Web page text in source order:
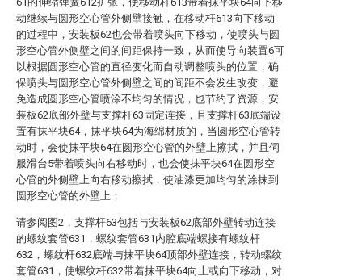
动继续与圆形空心管外侧壁接触，在移动杆613向下移动
的过程中，安装板62也会带着喷头向下移动，使喷头与圆
形空心管外侧壁之间的间距保持一致，从而使导向装置6可
以根据圆形空心管的直径变化而自动调整喷头的位置，确
保喷头与圆形空心管外侧壁之间的间距不会发生改变，避
免造成圆形空心管喷涂不均匀的情况，也节约了资源，安
装板62底部外壁与支撑杆63固定连接，且支撑杆63底端设
置有抹平块64，抹平块64为海绵材质的，当圆形空心管转
动时，会使抹平块64在圆形空心管的外壁上擦拭，并且伺
服滑台5带着喷头向右移动时，也会使抹平块64在圆形空
心管的外侧壁上向右移动擦拭，使油漆更加均匀的涂抹到
圆形空心管的外壁上；
请参阅图2，支撑杆63包括与安装板62底部外壁转动连接
的螺纹套管631，螺纹套管631内腔底端螺接有螺纹杆
632，螺纹杆632底端与抹平块64顶部外壁连接，转动螺纹
套管631，使螺纹杆632带着抹平块64向上或向下移动，对